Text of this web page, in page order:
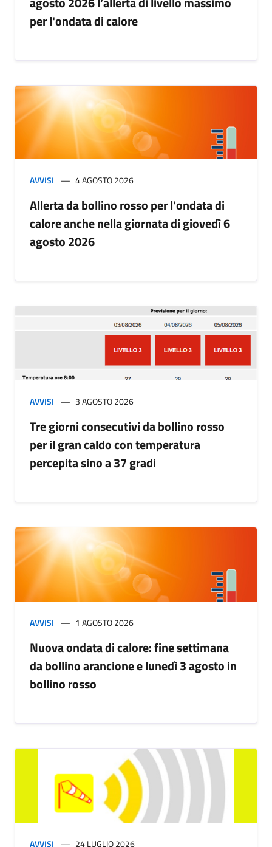
per l'ondata di calore
AVVISI 4 AGOSTO 2026
Allerta da bollino rosso per l'ondata di
calore anche nella giornata di giovedì 6
agosto 2026
AVVISI 3 AGOSTO 2026
Tre giorni consecutivi da bollino rosso
per il gran caldo con temperatura
percepita sino a 37 gradi
AVVISI 1 AGOSTO 2026
Nuova ondata di calore: fine settimana
da bollino arancione e lunedì 3 agosto in
bollino rosso
AVVISI 24 LUGLIO 2026